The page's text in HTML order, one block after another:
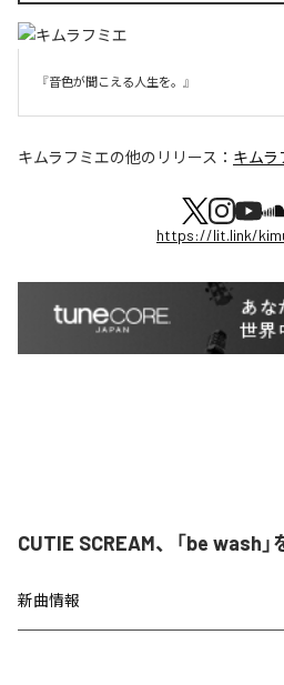
『音色が聞こえる人生を。』
キムラフミエの他のリリース： キムラ
https://lit.link/
CUTIE SCREAM、「be wash
新曲情報